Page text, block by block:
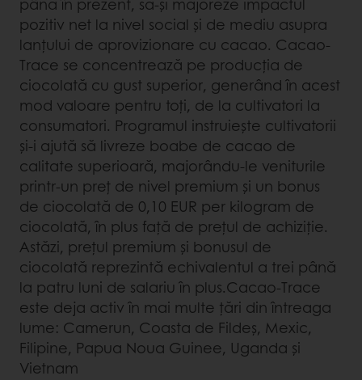
pozitiv net la nivel social și de mediu asupra
lanțului de aprovizionare cu cacao. Cacao-
Trace se concentrează pe producția de
ciocolată cu gust superior, generând în acest
mod valoare pentru toți, de la cultivatori la
consumatori. Programul instruiește cultivatorii
și-i ajută să livreze boabe de cacao de
calitate superioară, majorându-le veniturile
printr-un preț de nivel premium și un bonus
de ciocolată de 0,10 EUR per kilogram de
ciocolată, în plus față de prețul de achiziție.
Astăzi, prețul premium și bonusul de
ciocolată reprezintă echivalentul a trei până
la patru luni de salariu în plus.Cacao-Trace
este deja activ în mai multe țări din întreaga
lume: Camerun, Coasta de Fildeș, Mexic,
Filipine, Papua Noua Guinee, Uganda și
Vietnam